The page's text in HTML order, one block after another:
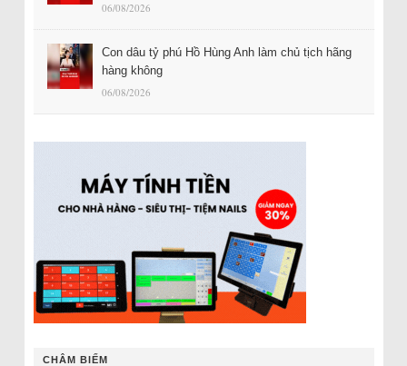
06/08/2026
Con dâu tỷ phú Hồ Hùng Anh làm chủ tịch hãng
hàng không
06/08/2026
CHÂM BIẾM